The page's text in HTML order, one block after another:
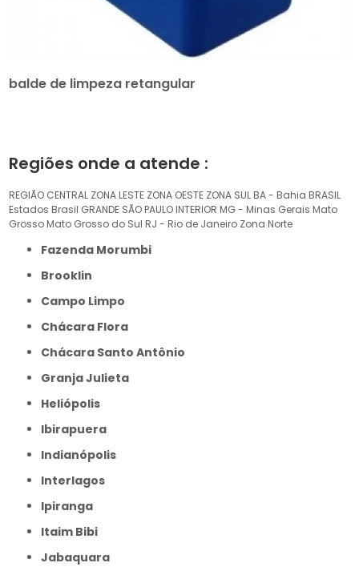
balde de limpeza retangular
Regiões onde a atende :
REGIÃO CENTRAL ZONA LESTE ZONA OESTE ZONA SUL BA - Bahia BRASIL
Estados Brasil GRANDE SÃO PAULO INTERIOR MG - Minas Gerais Mato
Grosso Mato Grosso do Sul RJ - Rio de Janeiro Zona Norte
Fazenda Morumbi
Brooklin
Campo Limpo
Chácara Flora
Chácara Santo Antônio
Granja Julieta
Heliópolis
Ibirapuera
Indianópolis
Interlagos
Ipiranga
Itaim Bibi
Jabaquara